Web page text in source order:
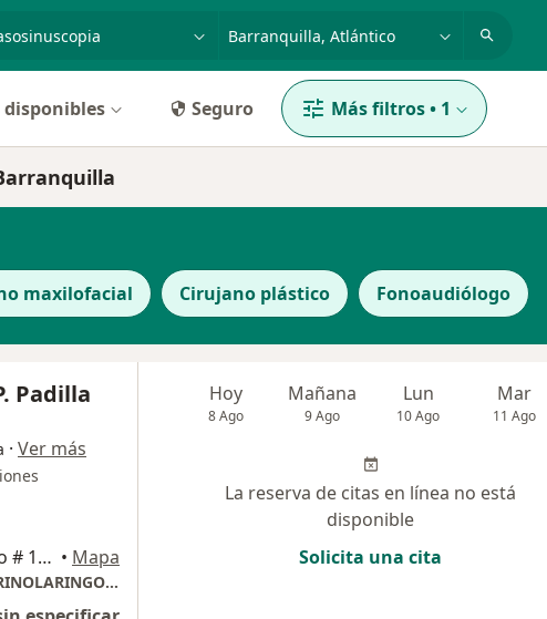
disponibles Seguro Más filtros• 1
maxilofacial Cirujano plástico Fonoaudiólogo
Padilla
· Ver más
Carrera 30 - Corredor Universitario # 1-850, Puerto Colombia • Mapa
SILVANA PADILLA LONDONO / OTORRINOLARINGOLOGIA
Hoy
8 Ago
Mañana
9 Ago
Lun
10 Ago
Mar
11 Ago
La reserva de citas en línea no está
disponible
Solicita una cita